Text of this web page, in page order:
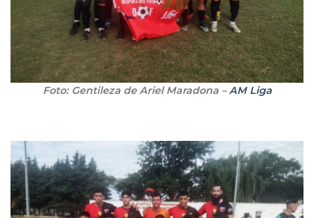
Foto: Gentileza de Ariel Maradona –AM Liga